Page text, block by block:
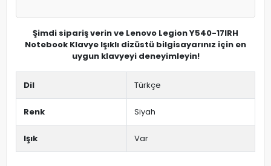
Şimdi sipariş verin ve Lenovo Legion Y540-17IRH
Notebook Klavye Işıklı dizüstü bilgisayarınız için en
uygun klavyeyi deneyimleyin!
Dil Türkçe
Renk Siyah
Işık Var